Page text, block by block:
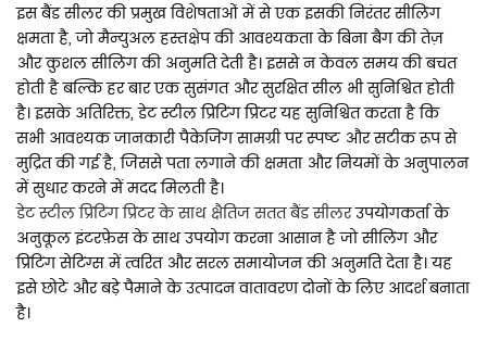
इस बैंड सीलर की प्रमुख विशेषताओं में से एक इसकी निरंतर सीलिंग
क्षमता है, जो मैन्युअल हस्तक्षेप की आवश्यकता के बिना बैग की तेज़
और कुशल सीलिंग की अनुमति देती है। इससे न केवल समय की बचत
होती है बल्कि हर बार एक सुसंगत और सुरक्षित सील भी सुनिश्चित होती
है। इसके अतिरिक्त, डेट स्टील प्रिंटिंग प्रिंटर यह सुनिश्चित करता है कि
सभी आवश्यक जानकारी पैकेजिंग सामग्री पर स्पष्ट और सटीक रूप से
मुद्रित की गई है, जिससे पता लगाने की क्षमता और नियमों के अनुपालन
में सुधार करने में मदद मिलती है।
डेट स्टील प्रिंटिंग प्रिंटर के साथ क्षैतिज सतत बैंड सीलरउपयोगकर्ता के
अनुकूल इंटरफ़ेस के साथ उपयोग करना आसान है जो सीलिंग और
प्रिंटिंग सेटिंग्स में त्वरित और सरल समायोजन की अनुमति देता है। यह
इसे छोटे और बड़े पैमाने के उत्पादन वातावरण दोनों के लिए आदर्श बनाता
है।